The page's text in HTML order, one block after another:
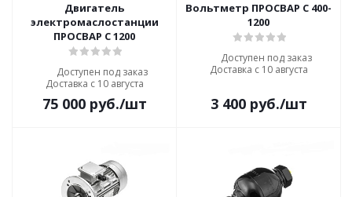
Двигатель
электромаслостанции
ПРОСВАР С 1200
Доступен под заказ
Доставка с 10 августа
75 000руб./шт
Вольтметр ПРОСВАР С 400-
1200
Доступен под заказ
Доставка с 10 августа
3 400руб./шт